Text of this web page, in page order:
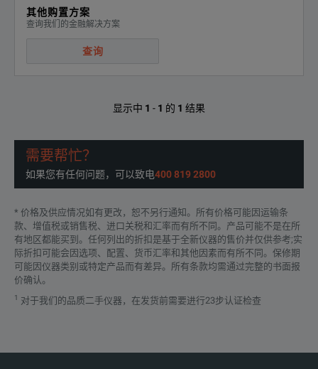
其他购置方案
查询我们的金融解决方案
查询
显示中 1 - 1 的 1 结果
需要帮忙？
如果您有任何问题，可以致电400 819 2800
* 价格及供应情况如有更改，恕不另行通知。所有价格可能因运输条
款、增值税或销售税、进口关税和汇率而有所不同。产品可能不是在所
有地区都能买到。任何列出的折扣是基于全新仪器的售价并仅供参考;实
际折扣可能会因选项、配置、货币汇率和其他因素而有所不同。保修期
可能因仪器类别或特定产品而有差异。所有条款均需通过完整的书面报
价确认。
1 对于我们的品质二手仪器，在发货前需要进行23步认证检查